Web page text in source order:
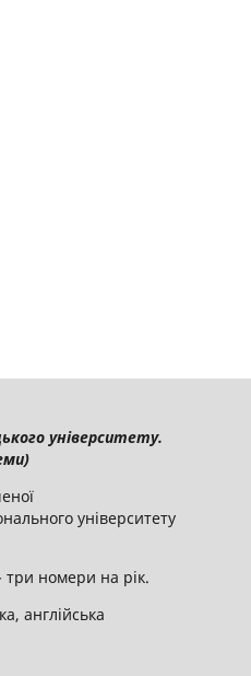
університету.
університету
номери на рік.
англійська